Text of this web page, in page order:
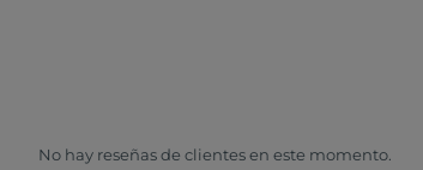
No hay reseñas de clientes en este momento.